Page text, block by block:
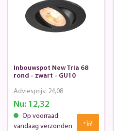
Inbouwspot New Tria 68
rond - zwart - GU10
Nu:12,32
Adviesprijs: 24,08
Op voorraad:
vandaag verzonden